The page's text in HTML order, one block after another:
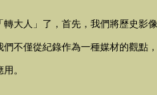
大人」了，首先，我們將歷史
不僅從紀錄作為一種媒材的觀
。